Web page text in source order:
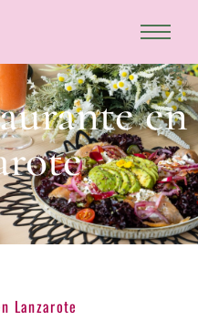
en
Lanzarote